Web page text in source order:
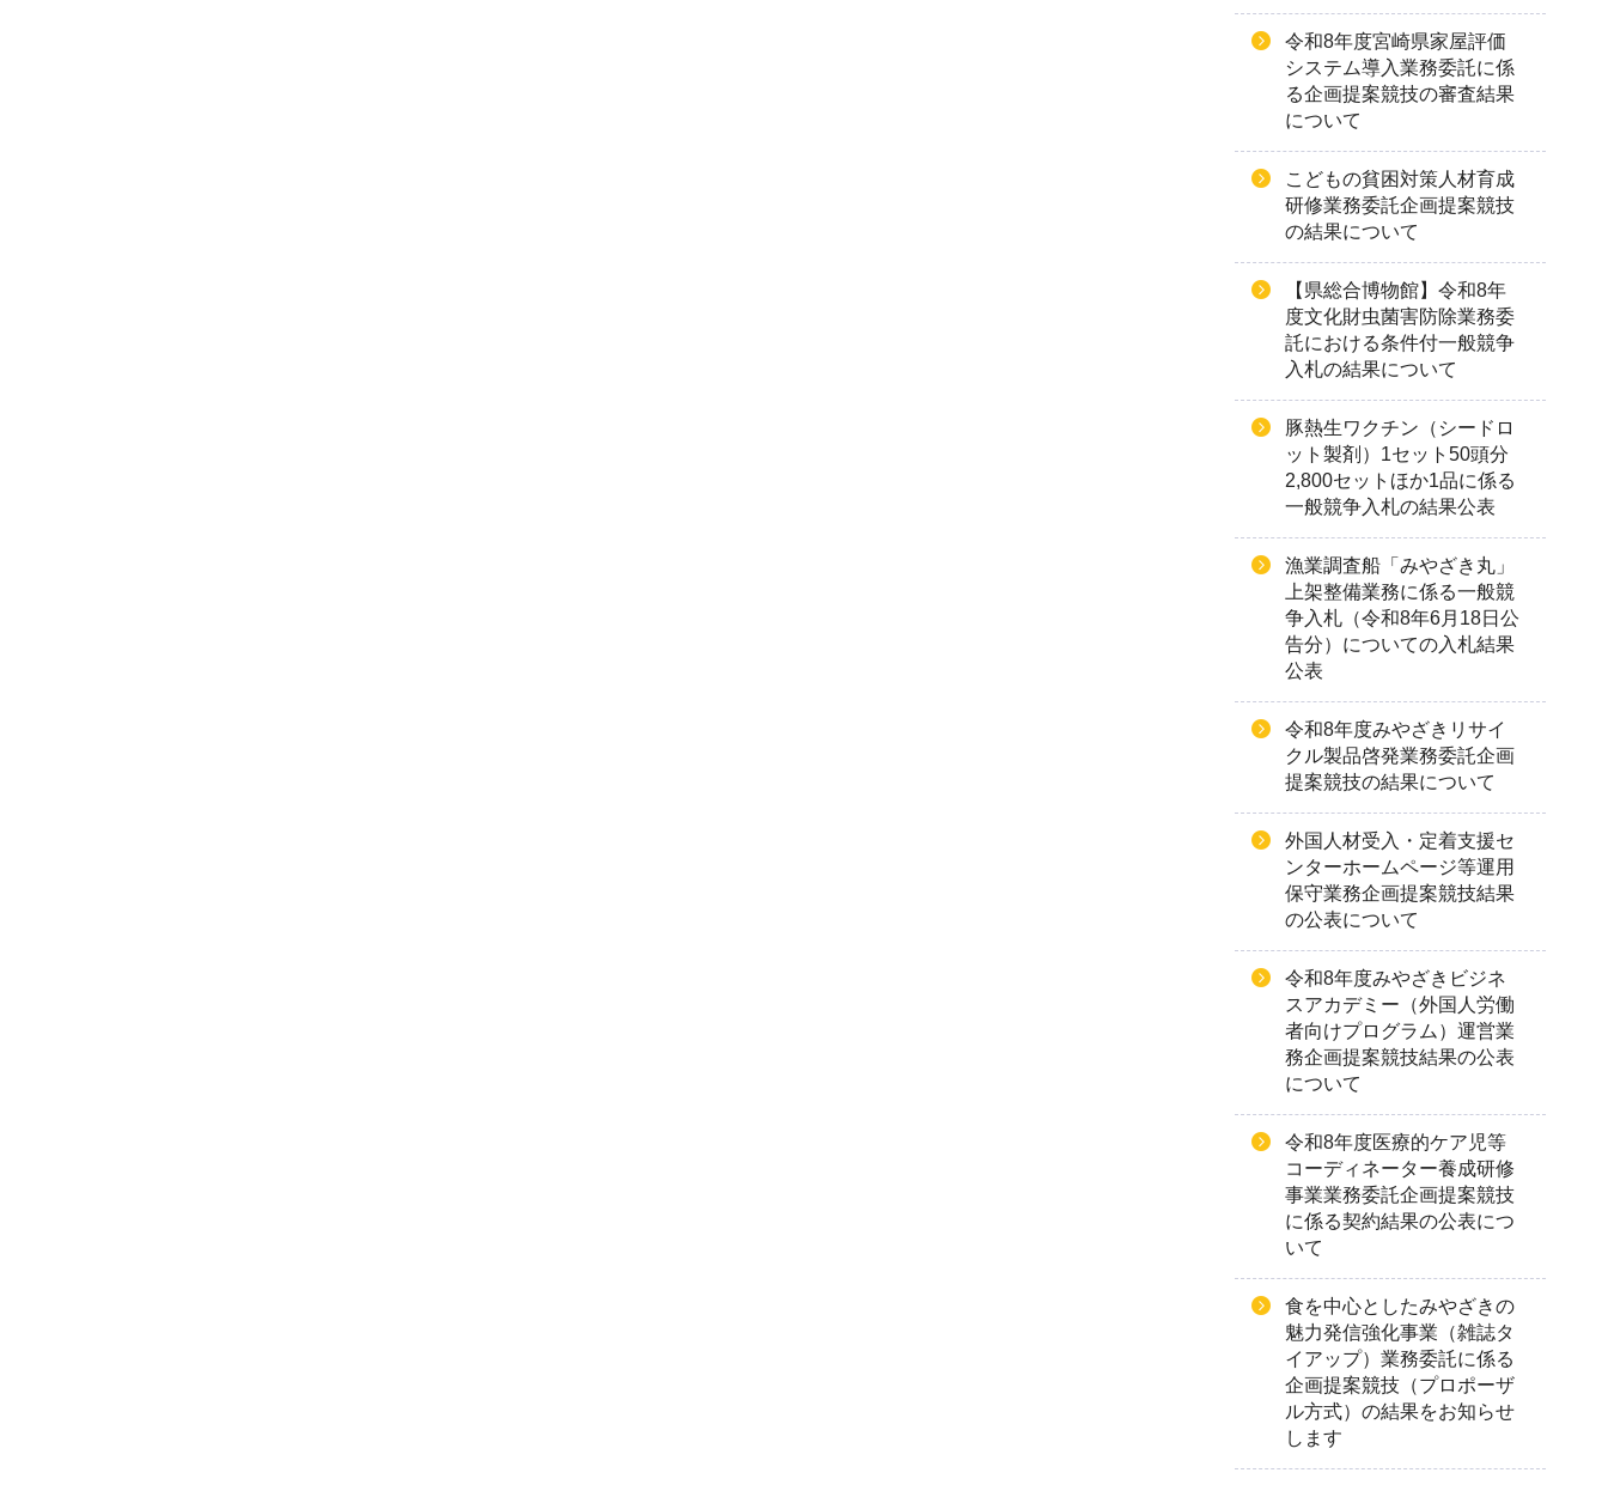
令和8年度宮崎県家屋評価
システム導入業務委託に係
る企画提案競技の審査結果
について
こどもの貧困対策人材育成
研修業務委託企画提案競技
の結果について
【県総合博物館】令和8年
度文化財虫菌害防除業務委
託における条件付一般競争
入札の結果について
豚熱生ワクチン（シードロ
ット製剤）1セット50頭分
2,800セットほか1品に係る
一般競争入札の結果公表
漁業調査船「みやざき丸」
上架整備業務に係る一般競
争入札（令和8年6月18日公
告分）についての入札結果
公表
令和8年度みやざきリサイ
クル製品啓発業務委託企画
提案競技の結果について
外国人材受入・定着支援セ
ンターホームページ等運用
保守業務企画提案競技結果
の公表について
令和8年度みやざきビジネ
スアカデミー（外国人労働
者向けプログラム）運営業
務企画提案競技結果の公表
について
令和8年度医療的ケア児等
コーディネーター養成研修
事業業務委託企画提案競技
に係る契約結果の公表につ
いて
食を中心としたみやざきの
魅力発信強化事業（雑誌タ
イアップ）業務委託に係る
企画提案競技（プロポーザ
ル方式）の結果をお知らせ
します